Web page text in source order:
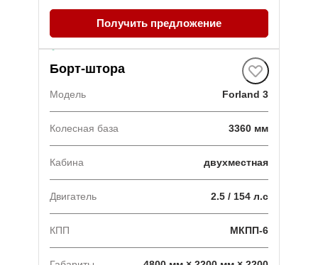
Получить предложение
В наличии·1 авто
Борт-штора
Модель Forland 3
Колесная база 3360 мм
Кабина двухместная
Двигатель 2.5 / 154 л.с
КПП МКПП-6